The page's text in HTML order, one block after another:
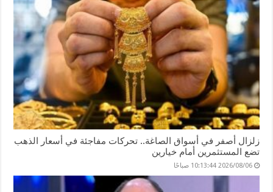
زلزال أصفر في أسواق الصاغة.. تحركات مفاجئة في أسعار الذهب
تضع المستثمرين أمام خيارين
2026/08/06 10:13:44 صباحًا